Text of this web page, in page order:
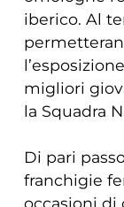
iberico. Al
migliori
la Squadra
Di pari
franchigie